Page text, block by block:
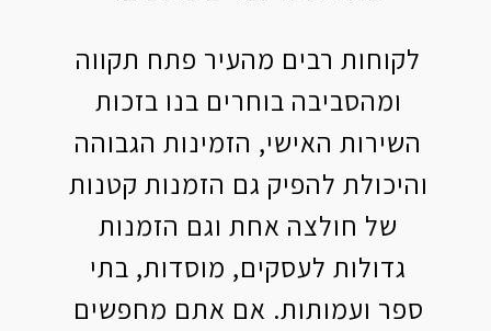
לקוחות רבים מהעיר פתח תקווה
ומהסביבה בוחרים בנו בזכות
השירות האישי, הזמינות הגבוהה
והיכולת להפיק גם הזמנות קטנות
של חולצה אחת וגם הזמנות
גדולות לעסקים, מוסדות, בתי
ספר ועמותות. אם אתם מחפשים